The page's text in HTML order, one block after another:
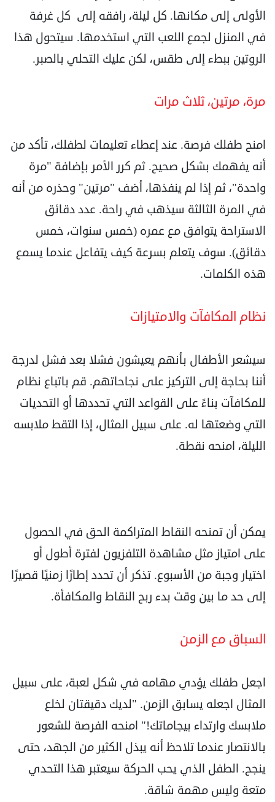
الأولى إلى مكانها. كل ليلة، رافقه إلى كل غرفة
في المنزل لجمع اللعب التي استخدمها. سيتحول هذا
الروتين ببطء إلى طقس، لكن عليك التحلي بالصبر.
مرة، مرتين، ثلاث مرات
امنح طفلك فرصة. عند إعطاء تعليمات لطفلك، تأكد من
أنه يفهمك بشكل صحيح. ثم كرر الأمر بإضافة "مرة
واحدة"، ثم إذا لم ينفذها، أضف "مرتين" وحذره من أنه
في المرة الثالثة سيذهب في راحة. عدد دقائق
الاستراحة يتوافق مع عمره (خمس سنوات، خمس
دقائق). سوف يتعلم بسرعة كيف يتفاعل عندما يسمع
هذه الكلمات.
نظام المكافآت والامتيازات
سيشعر الأطفال بأنهم يعيشون فشلا بعد فشل لدرجة
أننا بحاجة إلى التركيز على نجاحاتهم. قم باتباع نظام
للمكافآت بناءً على القواعد التي تحددها أو التحديات
التي وضعتها له. على سبيل المثال، إذا التقط ملابسه
الليلة، امنحه نقطة.
يمكن أن تمنحه النقاط المتراكمة الحق في الحصول
على امتياز مثل مشاهدة التلفزيون لفترة أطول أو
اختيار وجبة من الأسبوع. تذكر أن تحدد إطارًا زمنيًا قصيرًا
إلى حد ما بين وقت بدء ربح النقاط والمكافأة.
السباق مع الزمن
اجعل طفلك يؤدي مهامه في شكل لعبة، على سبيل
المثال اجعله يسابق الزمن. "لديك دقيقتان لخلع
ملابسك وارتداء بيجاماتك!" امنحه الفرصة للشعور
بالانتصار عندما تلاحظ أنه يبذل الكثير من الجهد، حتى
ينجح. الطفل الذي يحب الحركة سيعتبر هذا التحدي
متعة وليس مهمة شاقة.